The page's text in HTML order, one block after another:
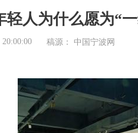
轻人为什么愿为“
20:00:00 稿源： 中国宁波网